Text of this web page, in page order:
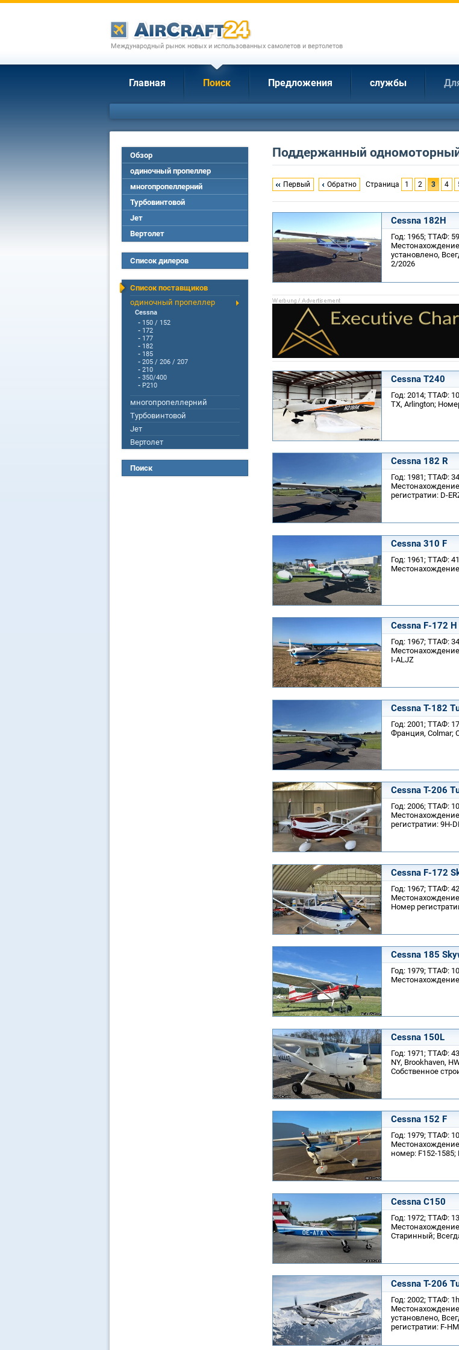
Международный рынок новых и использованных самолетов и вертолетов
Главная Поиск Предложения службы
Обзор
одиночный пропеллер
многопропеллерний
Турбовинтовой
Jет
Вертолет
Список дилеров
Список поставщиков
одиночный пропеллер
Cessna
- 150 / 152
- 172
- 177
- 182
- 185
- 205 / 206 / 207
- 210
- 350/400
- P210
многопропеллерний
Турбовинтовой
Jет
Вертолет
Поиск
Поддержанный
Первый Обратно Страница 1 2 3 4
Cessna 182H
Год: 1965; ТТАФ:
установлено,
2/2026
Cessna T240
Год: 2014; ТТАФ:
TX, Arlington;
Cessna 182 R
Год: 1981; ТТАФ:
регистратии: D-
Cessna 310 F
Год: 1961; ТТАФ:
Cessna F-172 H
Год: 1967; ТТАФ:
I-ALJZ
Cessna T-182
Год: 2001; ТТАФ:
Франция, Colmar;
Cessna T-206
Год: 2006; ТТАФ:
регистратии: 9H-
Cessna F-172
Год: 1967; ТТАФ:
Номер
Cessna 185
Год: 1979; ТТАФ:
Cessna 150L
Год: 1971; ТТАФ:
NY, Brookhaven,
Собственное
Cessna 152 F
Год: 1979; ТТАФ:
номер: F152-1585;
Cessna C150
Год: 1972; ТТАФ:
Старинный;
Cessna T-206
Год: 2002; ТТАФ:
установлено,
регистратии: F-